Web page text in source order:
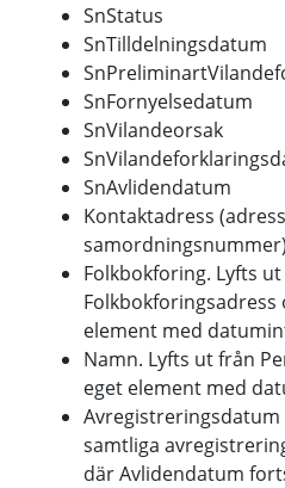
SnStatus
SnTilldelningsdatum
SnFornyelsedatum
SnVilandeorsak
SnAvlidendatum
Kontaktadress
samordningsnummer)
Folkbokforing. Lyfts
element med
Namn. Lyfts ut från
eget element med
samtliga
där Avlidendatum